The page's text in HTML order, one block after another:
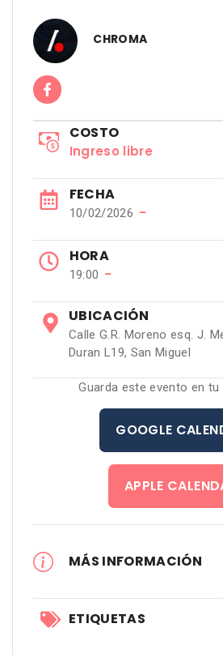
CHROMA
COSTO
Ingreso libre
FECHA
10/02/2026 −
HORA
19:00 −
UBICACIÓN
Calle G.R. Moreno esq. J.
Duran L19, San Miguel
Guarda este evento en tu
GOOGLE
APPLE
MÁS INFORMACIÓN
ETIQUETAS